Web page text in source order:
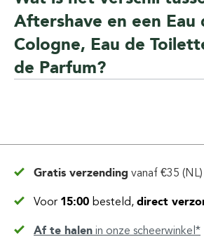
Aftershave en een Eau
Cologne, Eau de
de Parfum?
Gratis verzending vanaf €35
Voor 15:00 besteld, direct
Af te halen in onze scheerwinkel*